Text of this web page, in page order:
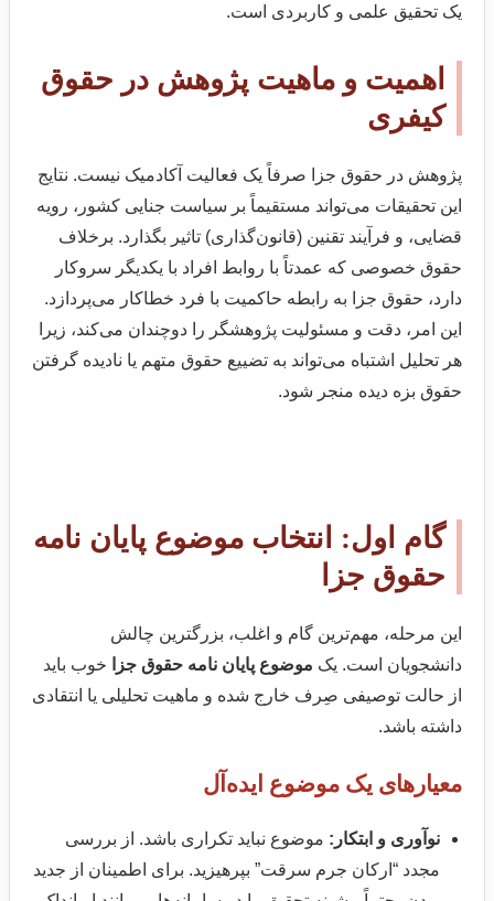
یک تحقیق علمی و کاربردی است.
اهمیت و ماهیت پژوهش در حقوق
کیفری
پژوهش در حقوق جزا صرفاً یک فعالیت آکادمیک نیست. نتایج
این تحقیقات می‌تواند مستقیماً بر سیاست جنایی کشور، رویه
قضایی، و فرآیند تقنین (قانون‌گذاری) تاثیر بگذارد. برخلاف
حقوق خصوصی که عمدتاً با روابط افراد با یکدیگر سروکار
دارد، حقوق جزا به رابطه حاکمیت با فرد خطاکار می‌پردازد.
این امر، دقت و مسئولیت پژوهشگر را دوچندان می‌کند، زیرا
هر تحلیل اشتباه می‌تواند به تضییع حقوق متهم یا نادیده گرفتن
حقوق بزه دیده منجر شود.
گام اول: انتخاب موضوع پایان نامه
حقوق جزا
این مرحله، مهم‌ترین گام و اغلب، بزرگترین چالش
دانشجویان است. یک موضوع پایان نامه حقوق جزا
خوب باید
از حالت توصیفی صِرف خارج شده و ماهیت تحلیلی یا انتقادی
داشته باشد.
معیارهای یک موضوع ایده‌آل
نوآوری و ابتکار: موضوع نباید تکراری باشد. از بررسی
مجدد “ارکان جرم سرقت” بپرهیزید. برای اطمینان از جدید